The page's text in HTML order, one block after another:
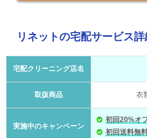
リネットの宅配サービス詳
宅配クリーニング店名
取扱商品 衣
実施中のキャンペーン
初回20%オ
初回送料無